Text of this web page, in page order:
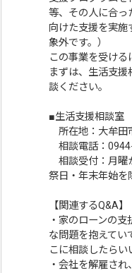
等、その人に合っ
向けた支援を実
象外です。）
この事業を受ける
まずは、生活支
談ください。
■生活支援相談室
所在地：大牟田
相談電話：
相談受付：月
祭日・年末年始を
【関連するQ&A】
・家のローンの
な問題を抱えてい
こに相談したらい
・会社を解雇さ